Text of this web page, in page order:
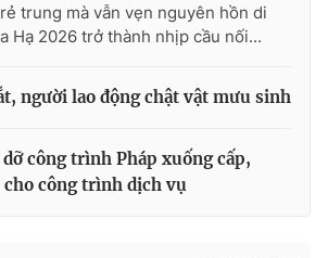
trung mà vẫn vẹn nguyên hồn di
Hạ 2026 trở thành nhịp cầu nối...
người lao động chật vật mưu sinh
công trình Pháp xuống cấp,
công trình dịch vụ